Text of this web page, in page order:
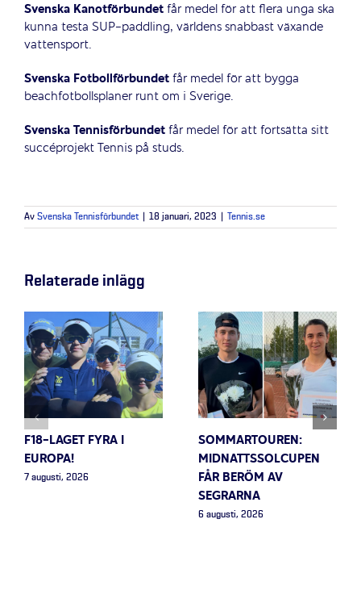
Svenska Kanotförbundetfår medel för att flera unga ska
kunna testa SUP-paddling, världens snabbast växande
vattensport.
Svenska Fotbollförbundetfår medel för att bygga
beachfotbollsplaner runt om i Sverige.
Svenska Tennisförbundetfår medel för att fortsätta sitt
succéprojekt Tennis på studs.
Av Svenska Tennisförbundet 18 januari, 2023 Tennis.se
Relaterade inlägg
F18-LAGET FYRA I
EUROPA!
7 augusti, 2026
SOMMARTOUREN:
MIDNATTSSOLCUPEN
FÅR BERÖM AV
SEGRARNA
6 augusti, 2026